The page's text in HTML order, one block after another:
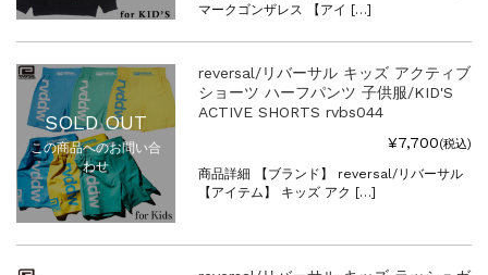
マークゴンザレス 【アイ […]
SOLD OUT
この商品へのお問い合
わせ
reversal/リバーサル キッズ アクティブ
ショーツ ハーフパンツ 子供服/KID'S
ACTIVE SHORTS rvbs044
¥7,700(税込)
商品詳細 【ブランド】 reversal/リバーサル
【アイテム】 キッズ アク […]